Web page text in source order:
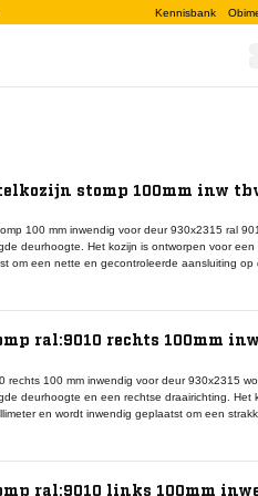
Kennisbank
stomp 100mm inw
100 mm inwendig voor deur 930x2315 ral
deurhoogte. Het kozijn is ontworpen voor
om een nette en gecontroleerde aansluiting op
wordt gecombineerd met een dubbele
maatvastheid en duurzame deurwerking
ral:9010 rechts 100mm
rechts 100 mm inwendig voor deur 930x2315
deurhoogte en een rechtse draairichting. Het
en wordt inwendig geplaatst om een
Dit nastelkozijn wordt gecombineerd
ral:9010 links 100mm